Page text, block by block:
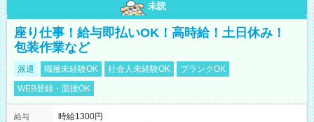
未読
座り仕事！給与即払いOK！高時給！土日休み！
包装作業など
派遣 職種未経験OK 社会人未経験OK
ブランクOK
WEB登録・面接OK
給与
時給1300円